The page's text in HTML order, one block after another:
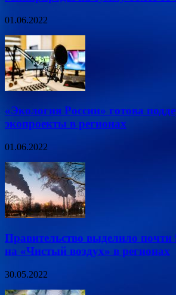
01.06.2022
«Экология России» готова
экопроекты в регионах
01.06.2022
Правительство выделило
на «Чистый воздух» в регионах
30.05.2022